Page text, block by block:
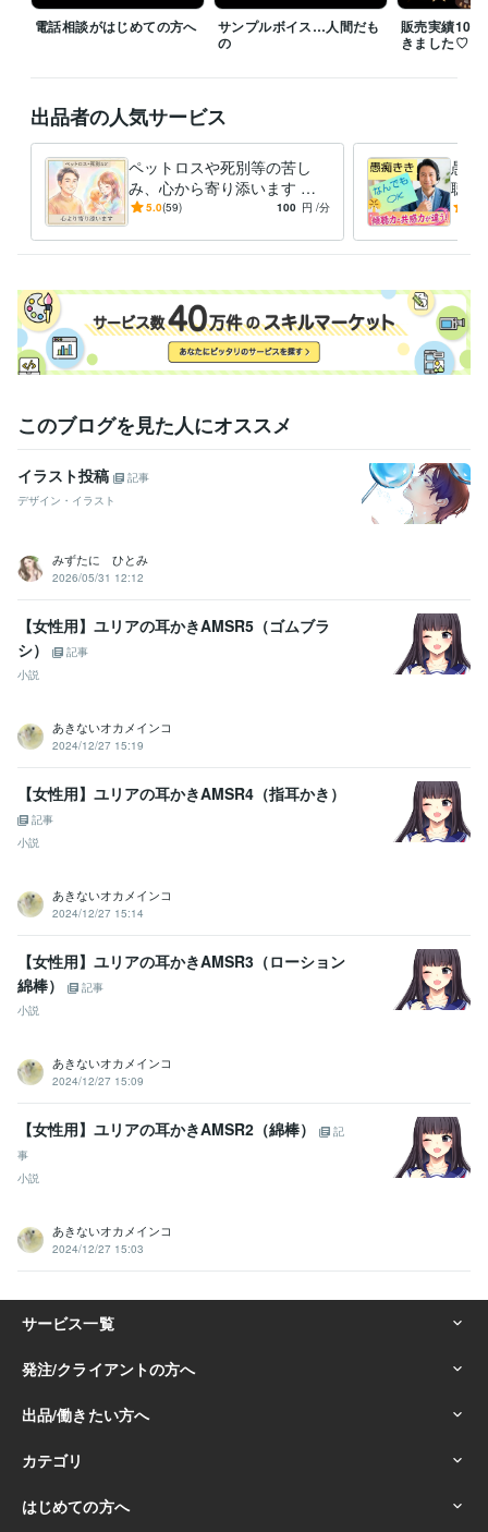
ほんと早い(⁠;⁠ŏ⁠﹏⁠ŏ⁠)
夏本番ですね〜
あなたは
いかがお過ごしでしょうか。
私は
家庭菜園の夏野菜たちが
暑さでぐったり
自家製の魔法の液たちで
なんとか耐えてもらってます
今日も私は
あなたの電話を
お待ちしております。
受賞歴
ココナラブログ　毎日投稿中 ほぼ1ヶ月でプラチナランカー入りでき
たで賞 プラチナへの道【電話相談】約1ヶ月で到達した私のしたこ
と 「トイレ掃除」の絵で金賞受賞
主演男優賞3回（幼稚園・高校）
自作おとぎ話を執筆→販
資格・検定
個人情報保護士 取得年 : 2009年
Access:21年
PowerPoint:21年
得意分野
悩み相談・カウンセリング 波乱万丈の人生 圧倒的な包容力 人間味
あふれる傾聴力
苦難を乗り越えたゆえの共感力
電話相談がはじめての方へ
サンプルボイス…人間だも
の
販売実績100
きました♡
出品者の人気サービス
ペットロスや死別等の苦し
み、心から寄り添います 止
まった時計の針、無理に動か
5.0(59) 100 円 /分
愚痴
聴力
北育
♥️
このブログを見た人にオススメ
イラスト投稿
記事
デザイン・イラスト
みずたに ひとみ
2026/05/31 12:12
【女性用】ユリアの耳かきAMSR5（ゴムブラ
シ）
記事
小説
あきないオカメインコ
2024/12/27 15:19
【女性用】ユリアの耳かきAMSR4（指耳かき）
記事
小説
あきないオカメインコ
2024/12/27 15:14
【女性用】ユリアの耳かきAMSR3（ローション
綿棒）
記事
小説
あきないオカメインコ
2024/12/27 15:09
【女性用】ユリアの耳かきAMSR2（綿棒）
記
事
小説
あきないオカメインコ
2024/12/27 15:03